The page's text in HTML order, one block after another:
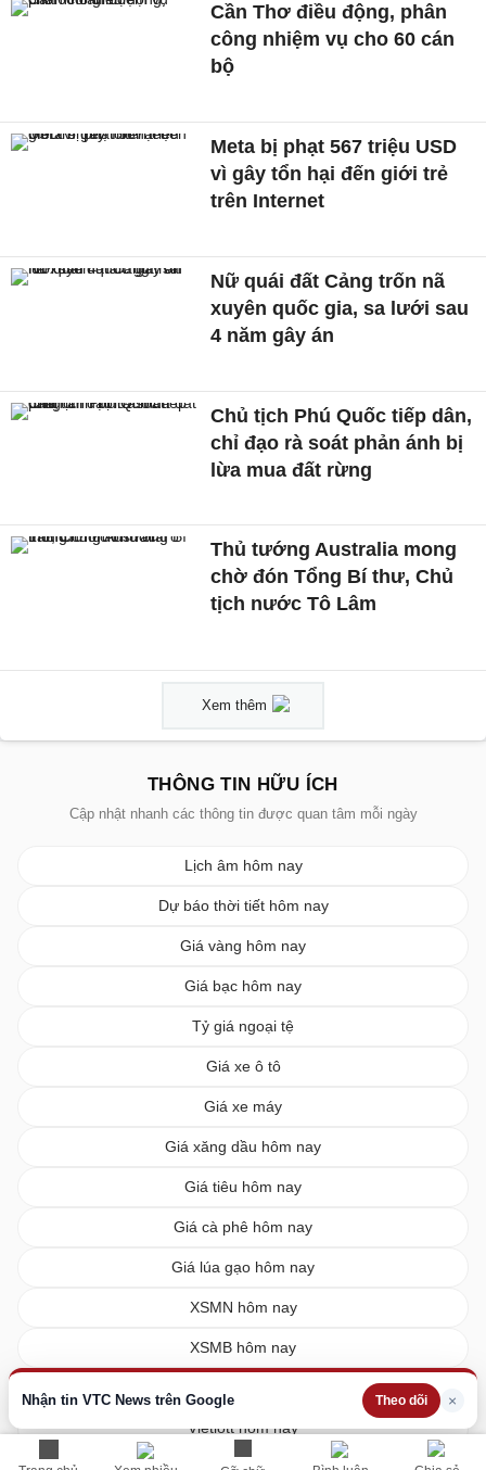
Nhận tin VTC News trên Google Theo dõi ×
Cần Thơ điều động, phân
công nhiệm vụ cho 60 cán
bộ
Meta bị phạt 567 triệu USD
vì gây tổn hại đến giới trẻ
trên Internet
Nữ quái đất Cảng trốn nã
xuyên quốc gia, sa lưới sau
4 năm gây án
Chủ tịch Phú Quốc tiếp dân,
chỉ đạo rà soát phản ánh bị
lừa mua đất rừng
Thủ tướng Australia mong
chờ đón Tổng Bí thư, Chủ
tịch nước Tô Lâm
Xem thêm
THÔNG TIN HỮU ÍCH
Cập nhật nhanh các thông tin được quan tâm mỗi ngày
Lịch âm hôm nay
Dự báo thời tiết hôm nay
Giá vàng hôm nay
Giá bạc hôm nay
Tỷ giá ngoại tệ
Giá xe ô tô
Giá xe máy
Giá xăng dầu hôm nay
Giá tiêu hôm nay
Giá cà phê hôm nay
Giá lúa gạo hôm nay
XSMN hôm nay
XSMB hôm nay
Vietlott hôm nay